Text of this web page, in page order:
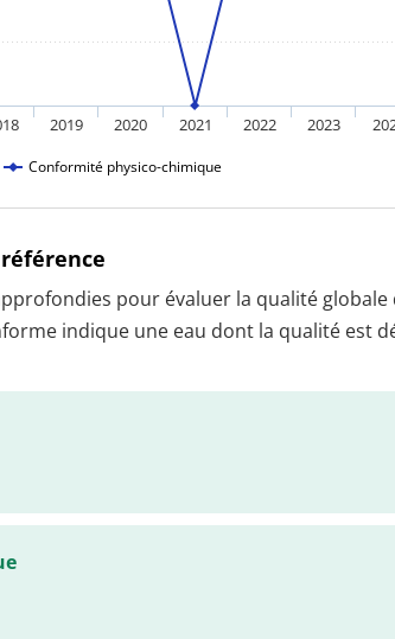
Conformité physico-chimique
2019 2020 2021 2022 2023
pour évaluer la qualité globale
indique une eau dont la qualité est